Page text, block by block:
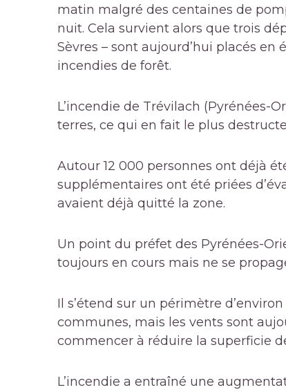
matin malgré des centaines de
nuit. Cela survient alors que trois
Sèvres – sont aujourd’hui placés en
incendies de forêt.
L’incendie de Trévilach (Pyrénées-
terres, ce qui en fait le plus
Autour12 000 personnes ont déjà
supplémentaires ont été priées
avaient déjà quitté la zone.
Un point du préfet des Pyrénées-
toujours en cours mais ne se
Il s’étend sur un périmètre
communes, mais les vents sont
commencer à réduire la superficie
L’incendie a entraîné une